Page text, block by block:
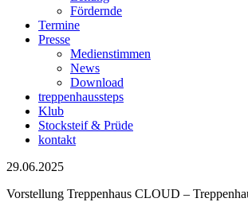
Fördernde
Termine
Presse
Medienstimmen
News
Download
treppenhaussteps
Klub
Stocksteif & Prüde
kontakt
29.06.2025
Vorstellung Treppenhaus CLOUD –